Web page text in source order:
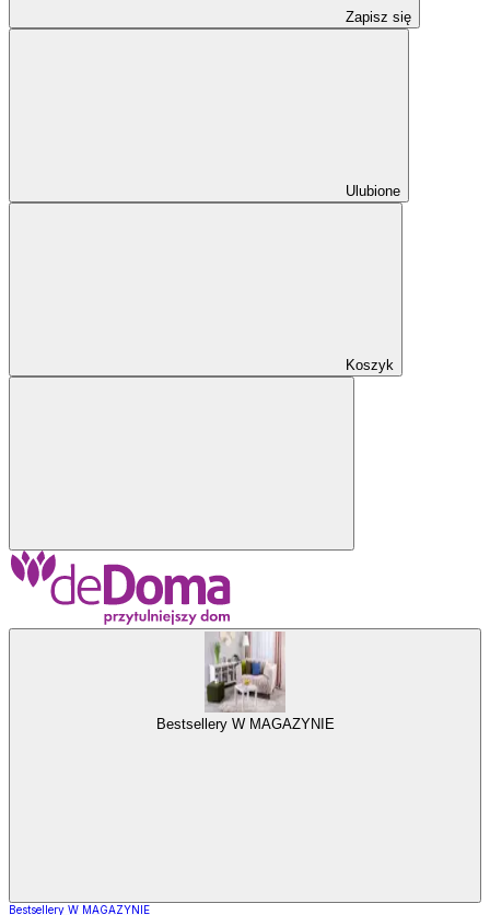
Zapisz się
Ulubione
Koszyk
Bestsellery W MAGAZYNIE
Bestsellery W MAGAZYNIE